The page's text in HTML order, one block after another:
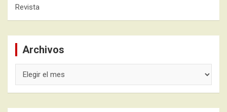
Revista
Archivos